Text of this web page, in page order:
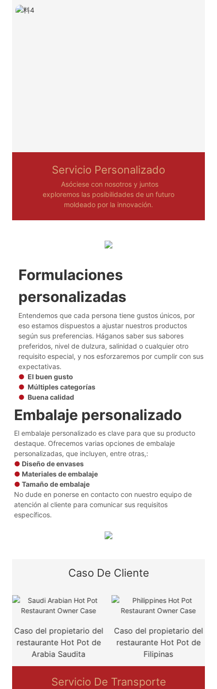
Servicio Personalizado
Asóciese con nosotros y juntos
exploremos las posibilidades de un futuro
moldeado por la innovación.
Formulaciones
personalizadas
Entendemos que cada persona tiene gustos únicos, por
eso estamos dispuestos a ajustar nuestros productos
según sus preferencias. Háganos saber sus sabores
preferidos, nivel de dulzura, salinidad o cualquier otro
requisito especial, y nos esforzaremos por cumplir con sus
expectativas.
● El buen gusto
● Múltiples categorías
● Buena calidad
Embalaje personalizado
El embalaje personalizado es clave para que su producto
destaque. Ofrecemos varias opciones de embalaje
personalizadas, que incluyen, entre otras,:
● Diseño de envases
● Materiales de embalaje
●Tamaño de embalaje
No dude en ponerse en contacto con nuestro equipo de
atención al cliente para comunicar sus requisitos
específicos.
Caso De Cliente
Caso del propietario del
restaurante Hot Pot de
Arabia Saudita
Caso del propietario del
restaurante Hot Pot de
Filipinas
Servicio De Transporte